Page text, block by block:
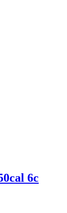
6c